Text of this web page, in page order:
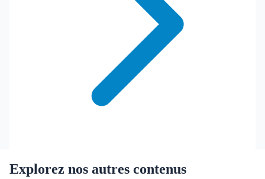
Explorez nos autres contenus